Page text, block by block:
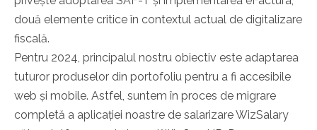
două elemente critice în contextul actual de digitalizare
fiscală.
Pentru 2024, principalul nostru obiectiv este adaptarea
tuturor produselor din portofoliu pentru a fi accesibile
web și mobile. Astfel, suntem în proces de migrare
completă a aplicației noastre de salarizare WizSalary